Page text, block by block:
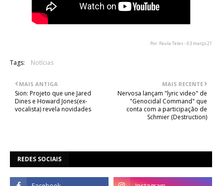
Por: Paula Teles - 03 março 21
Tags: Notícias
MAIS RECENTE
Nervosa lançam "lyric video" de
"Genocidal Command" que
conta com a participação de
Schmier (Destruction)
MAIS ANTIGA
Sion: Projeto que une Jared
Dines e Howard Jones(ex-
vocalista) revela novidades
REDES SOCIAIS